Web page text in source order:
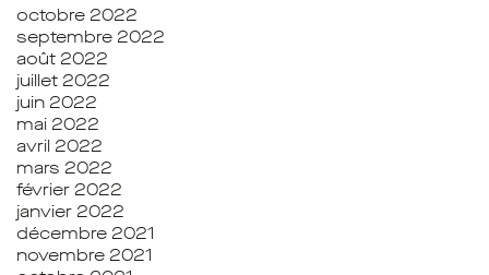
octobre 2022
septembre 2022
août 2022
juillet 2022
juin 2022
mai 2022
avril 2022
mars 2022
février 2022
janvier 2022
décembre 2021
novembre 2021